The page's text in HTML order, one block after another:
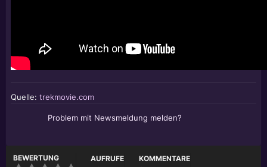
Quelle: trekmovie.com
Problem mit Newsmeldung melden?
BEWERTUNG AUFRUFE KOMMENTARE